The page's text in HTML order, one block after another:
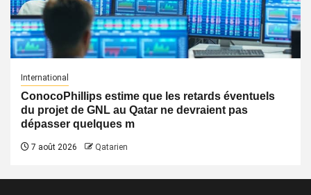
International
ConocoPhillips estime que les retards éventuels
du projet de GNL au Qatar ne devraient pas
dépasser quelques m
7 août 2026 Qatarien